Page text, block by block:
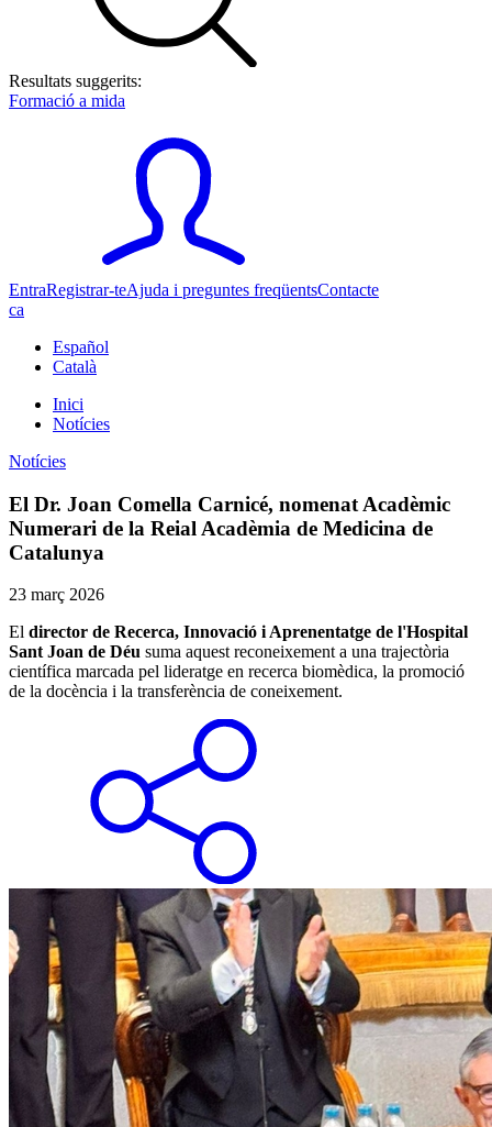
Resultats suggerits:
Formació a mida
EntraRegistrar-teAjuda i preguntes freqüentsContacte
ca
Español
Català
Inici
Notícies
Notícies
El Dr. Joan Comella Carnicé, nomenat Acadèmic
Numerari de la Reial Acadèmia de Medicina de
Catalunya
23 març 2026
El director de Recerca, Innovació i Aprenentatge de l'Hospital
Sant Joan de Déu suma aquest reconeixement a una trajectòria
científica marcada pel lideratge en recerca biomèdica, la promoció
de la docència i la transferència de coneixement.